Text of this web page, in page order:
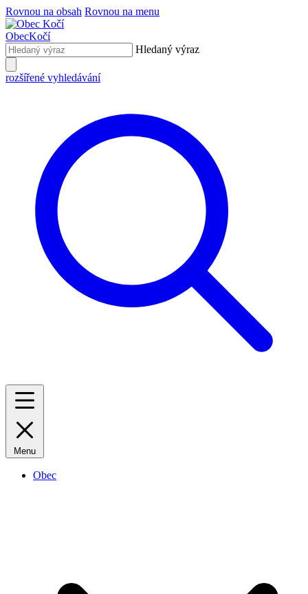
Rovnou na obsah Rovnou na menu
ObecKočí
Hledaný výraz
rozšířené vyhledávání
Menu
Obec